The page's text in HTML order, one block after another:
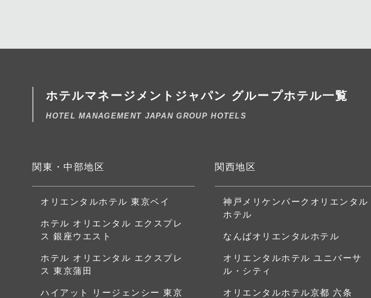
ホテルマネージメントジャパン グループホテル一覧
HOTEL MANAGEMENT JAPAN GROUP HOTELS
関東・中部地区
オリエンタルホテル 東京ベイ
ホテル オリエンタル エクスプレ
ス 銀座ウエスト
ホテル オリエンタル エクスプレ
ス 東京蒲田
ハイアット リージェンシー 東京
関西地区
神戸メリケンパークオリエンタル
ホテル
なんばオリエンタルホテル
オリエンタルホテル ユニバーサ
ル・シティ
オリエンタルホテル京都 六条